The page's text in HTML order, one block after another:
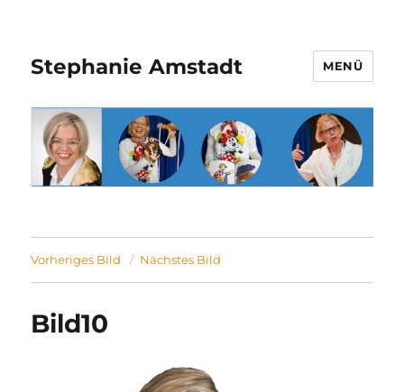
Stephanie Amstadt MENÜ
Vorheriges Bild Nächstes Bild
Bild10